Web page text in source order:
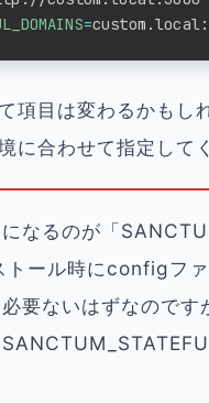
=
項目は変わるかもし
に合わせて指定して
なるのが「
ール時にconfigフ
要ないはずなので